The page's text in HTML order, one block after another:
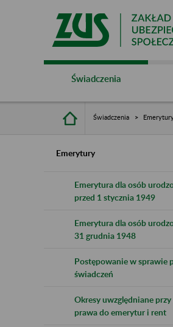
Świadczenia
Świadczenia
Emerytury
Emerytura dla osób
przed 1 stycznia 1949
Emerytura dla osób
31 grudnia 1948
Postępowanie w sprawie
świadczeń
Okresy uwzględniane
prawa do emerytur i rent